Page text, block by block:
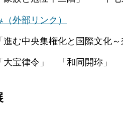
（外部リンク）
中央集権化と国際文化～
律令」 「和同開珎」